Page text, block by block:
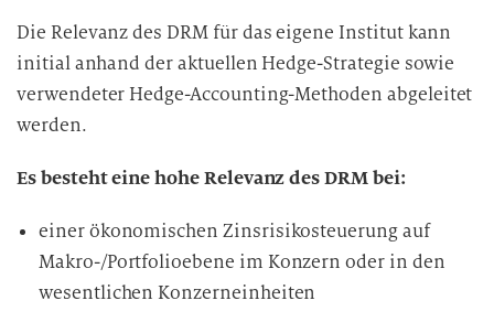
n
g
i
n
i
D
a
t
Die Relevanz des DRM für das eigene Institut kann
initial anhand der aktuellen Hedge-Strategie sowie
verwendeter Hedge-Accounting-Methoden abgeleitet
werden.
Es besteht eine hohe Relevanz des DRM bei:
einer ökonomischen Zinsrisikosteuerung auf
Makro-/Portfolioebene im Konzern oder in den
wesentlichen Konzerneinheiten